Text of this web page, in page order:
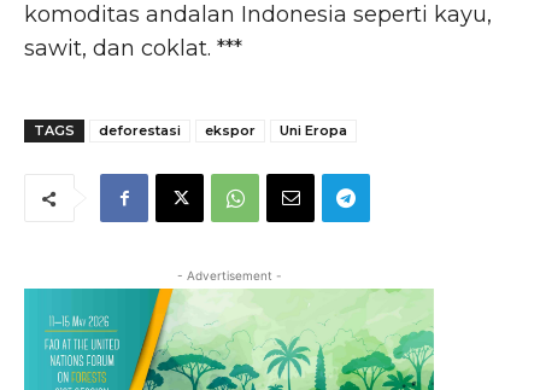
komoditas andalan Indonesia seperti kayu,
sawit, dan coklat. ***
TAGS deforestasi ekspor Uni Eropa
- Advertisement -